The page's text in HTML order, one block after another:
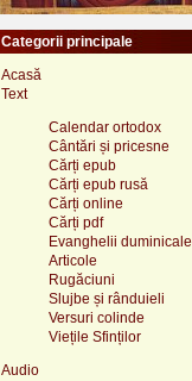
Categorii principale
Acasă
Text
Calendar ortodox
Cântări și pricesne
Cărți epub
Cărți epub rusă
Cărți online
Cărți pdf
Evanghelii duminicale
Articole
Rugăciuni
Slujbe și rânduieli
Versuri colinde
Viețile Sfinților
Audio